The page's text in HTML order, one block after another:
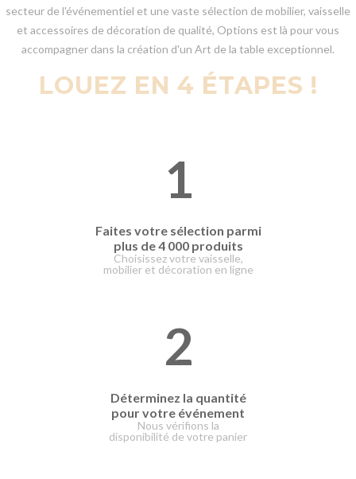
secteur de l'événementiel et une vaste sélection de mobilier, vaisselle
et accessoires de décoration de qualité, Options est là pour vous
accompagner dans la création d'un Art de la table exceptionnel.
LOUEZ EN 4 ÉTAPES !
1
Faites votre sélection parmi
plus de 4 000 produits
Choisissez votre vaisselle,
mobilier et décoration en ligne
2
Déterminez la quantité
pour votre événement
Nous vérifions la
disponibilité de votre panier